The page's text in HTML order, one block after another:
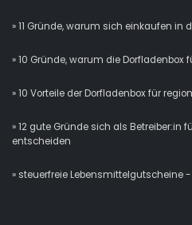
» 11 Gründe, warum sich einkaufen in
» 10 Gründe, warum die
» 10 Vorteile der Dorfladenbox für
» 12 gute Gründe sich als Betreiber:in
entscheiden
» steuerfreie Lebensmittelgutscheine